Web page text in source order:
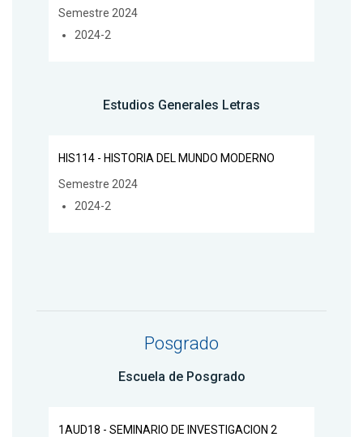
Semestre 2024
2024-2
Estudios Generales Letras
HIS114 - HISTORIA DEL MUNDO MODERNO
Semestre 2024
2024-2
Posgrado
Escuela de Posgrado
1AUD18 - SEMINARIO DE INVESTIGACION 2